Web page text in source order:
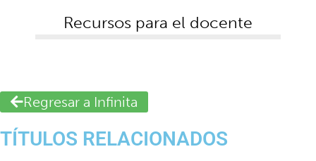
Recursos para el docente
Regresar a Infinita
TÍTULOS RELACIONADOS